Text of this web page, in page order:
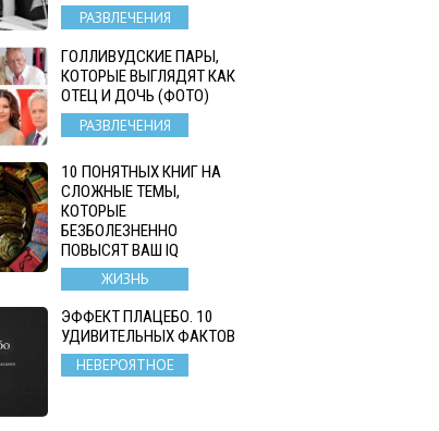
РАЗВЛЕЧЕНИЯ
ГОЛЛИВУДСКИЕ ПАРЫ,
КОТОРЫЕ ВЫГЛЯДЯТ КАК
ОТЕЦ И ДОЧЬ (ФОТО)
РАЗВЛЕЧЕНИЯ
10 ПОНЯТНЫХ КНИГ НА
СЛОЖНЫЕ ТЕМЫ,
КОТОРЫЕ
БЕЗБОЛЕЗНЕННО
ПОВЫСЯТ ВАШ IQ
ЖИЗНЬ
ЭФФЕКТ ПЛАЦЕБО. 10
УДИВИТЕЛЬНЫХ ФАКТОВ
НЕВЕРОЯТНОЕ